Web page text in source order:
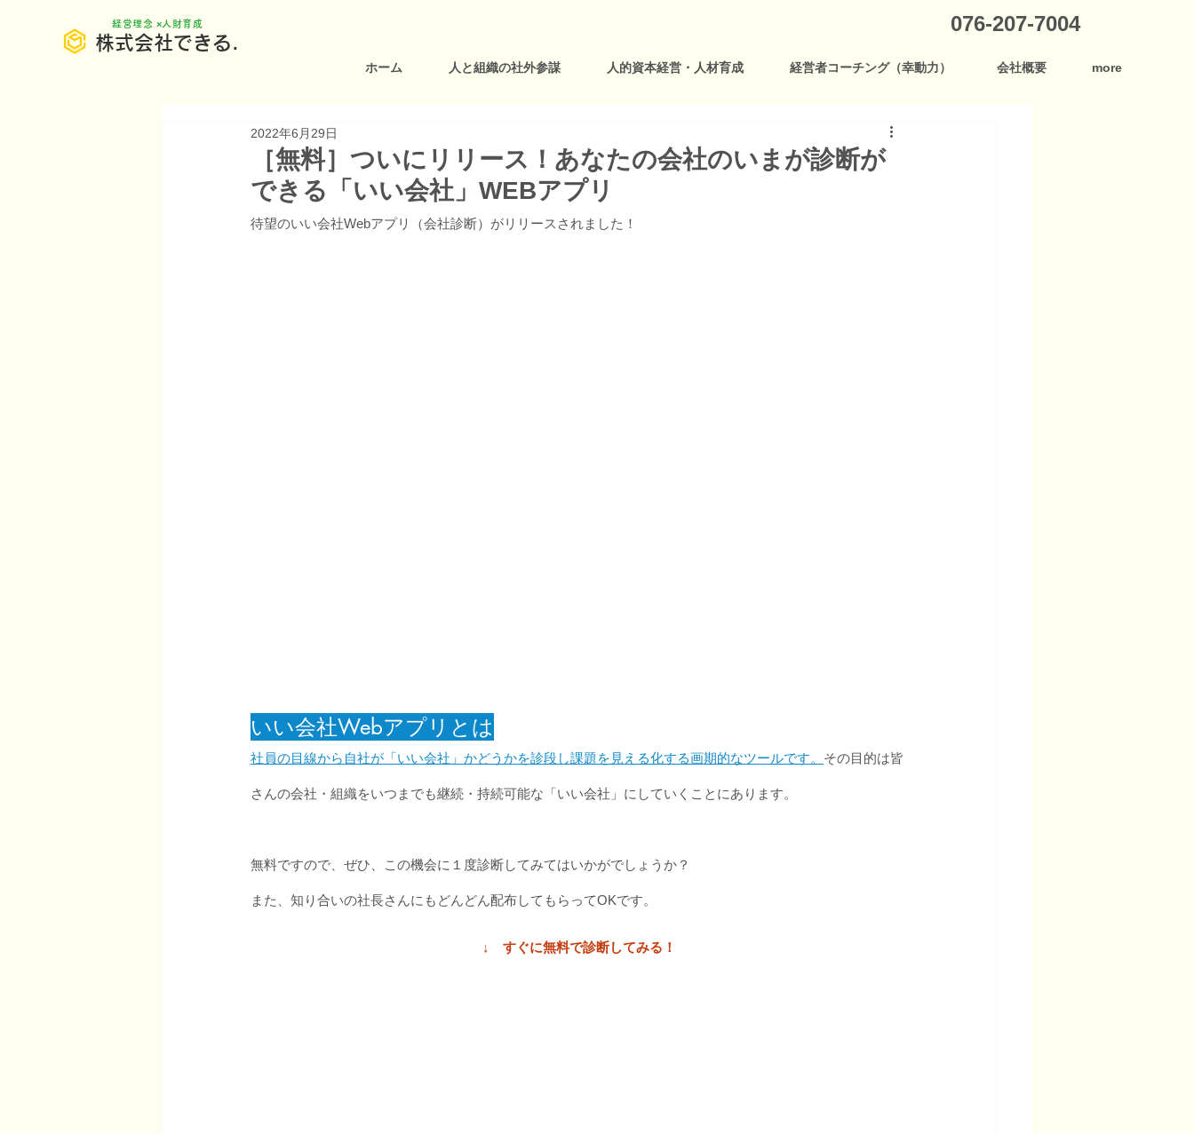
株式会社できる.
​経営理念 ×人財育成 076-207-7004
ホーム 人と組織の社外参謀 人的資本経営・人材育成 経営者コーチング（幸動力） 会社概要 more
［無料］ついにリリース！あなたの会社のいまが診断が
できる「いい会社」WEBアプリ
2022年6月29日
待望のいい会社Webアプリ（会社診断）がリリースされました！
いい会社Webアプリとは
社員の目線から自社が「いい会社」かどうかを診段し課題を見える化する画期的なツールです。 その目的は皆
さんの会社・組織をいつまでも継続・持続可能な「いい会社」にしていくことにあります。
無料ですので、ぜひ、この機会に１度診断してみてはいかがでしょうか？
また、知り合いの社長さんにもどんどん配布してもらってOKです。
↓　すぐに無料で診断してみる！